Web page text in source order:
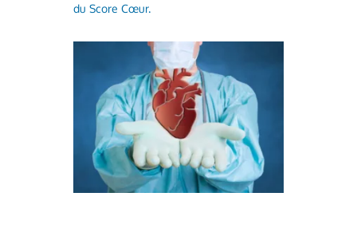
du Score Cœur.